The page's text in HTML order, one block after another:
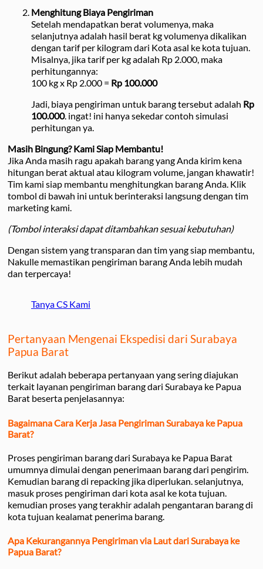
Menghitung Biaya Pengiriman
Setelah mendapatkan berat volumenya, maka
selanjutnya adalah hasil berat kg volumenya dikalikan
dengan tarif per kilogram dari Kota asal ke kota tujuan.
Misalnya, jika tarif per kg adalah Rp 2.000, maka
perhitungannya:
100 kg x Rp 2.000 = Rp 100.000
Jadi, biaya pengiriman untuk barang tersebut adalah Rp
100.000. ingat! ini hanya sekedar contoh simulasi
perhitungan ya.
Masih Bingung? Kami Siap Membantu!
Jika Anda masih ragu apakah barang yang Anda kirim kena
hitungan berat aktual atau kilogram volume, jangan khawatir!
Tim kami siap membantu menghitungkan barang Anda. Klik
tombol di bawah ini untuk berinteraksi langsung dengan tim
marketing kami.
(Tombol interaksi dapat ditambahkan sesuai kebutuhan)
Dengan sistem yang transparan dan tim yang siap membantu,
Nakulle memastikan pengiriman barang Anda lebih mudah
dan terpercaya!
Tanya CS Kami
Pertanyaan Mengenai Ekspedisi dari Surabaya
Papua Barat
Berikut adalah beberapa pertanyaan yang sering diajukan
terkait layanan pengiriman barang dari Surabaya ke Papua
Barat beserta penjelasannya:
Bagaimana Cara Kerja Jasa Pengiriman Surabaya ke Papua
Barat?
Proses pengiriman barang dari Surabaya ke Papua Barat
umumnya dimulai dengan penerimaan barang dari pengirim.
Kemudian barang di repacking jika diperlukan. selanjutnya,
masuk proses pengiriman dari kota asal ke kota tujuan.
kemudian proses yang terakhir adalah pengantaran barang di
kota tujuan kealamat penerima barang.
Apa Kekurangannya Pengiriman via Laut dari Surabaya ke
Papua Barat?